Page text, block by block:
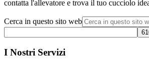
contatta l'allevatore e trova il tuo cucciolo
Cerca in questo sito web
I Nostri Servizi